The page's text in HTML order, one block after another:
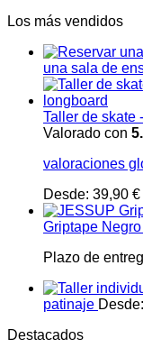
Los más vendidos
una sala de
Taller de skate
Valorado con
valoraciones
Desde: 39,90 €
Griptape
Plazo de
patinaje Desde:
Destacados